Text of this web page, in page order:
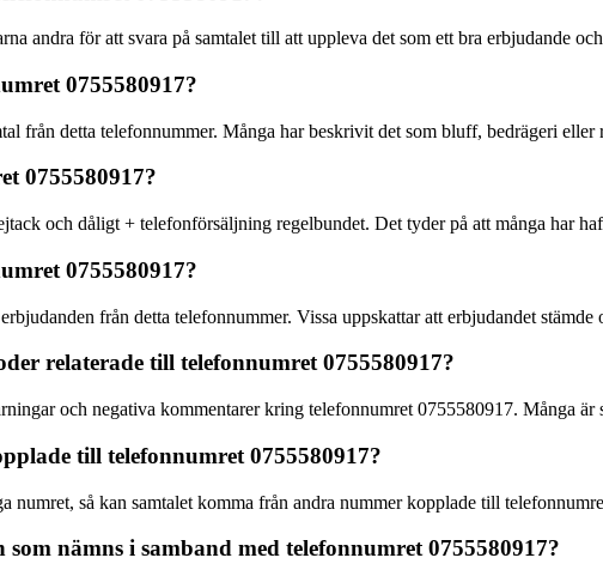
andra för att svara på samtalet till att uppleva det som ett bra erbjudande
0755580917?
från detta telefonnummer. Många har beskrivit det som bluff, bedrägeri eller
0755580917?
och dåligt + telefonförsäljning regelbundet. Det tyder på att många har
0755580917?
från detta telefonnummer. Vissa uppskattar att erbjudandet
relaterade till telefonnumret 0755580917?
och negativa kommentarer kring telefonnumret 0755580917. Många är
till telefonnumret 0755580917?
numret, så kan samtalet komma från andra nummer kopplade till
nämns i samband med telefonnumret 0755580917?